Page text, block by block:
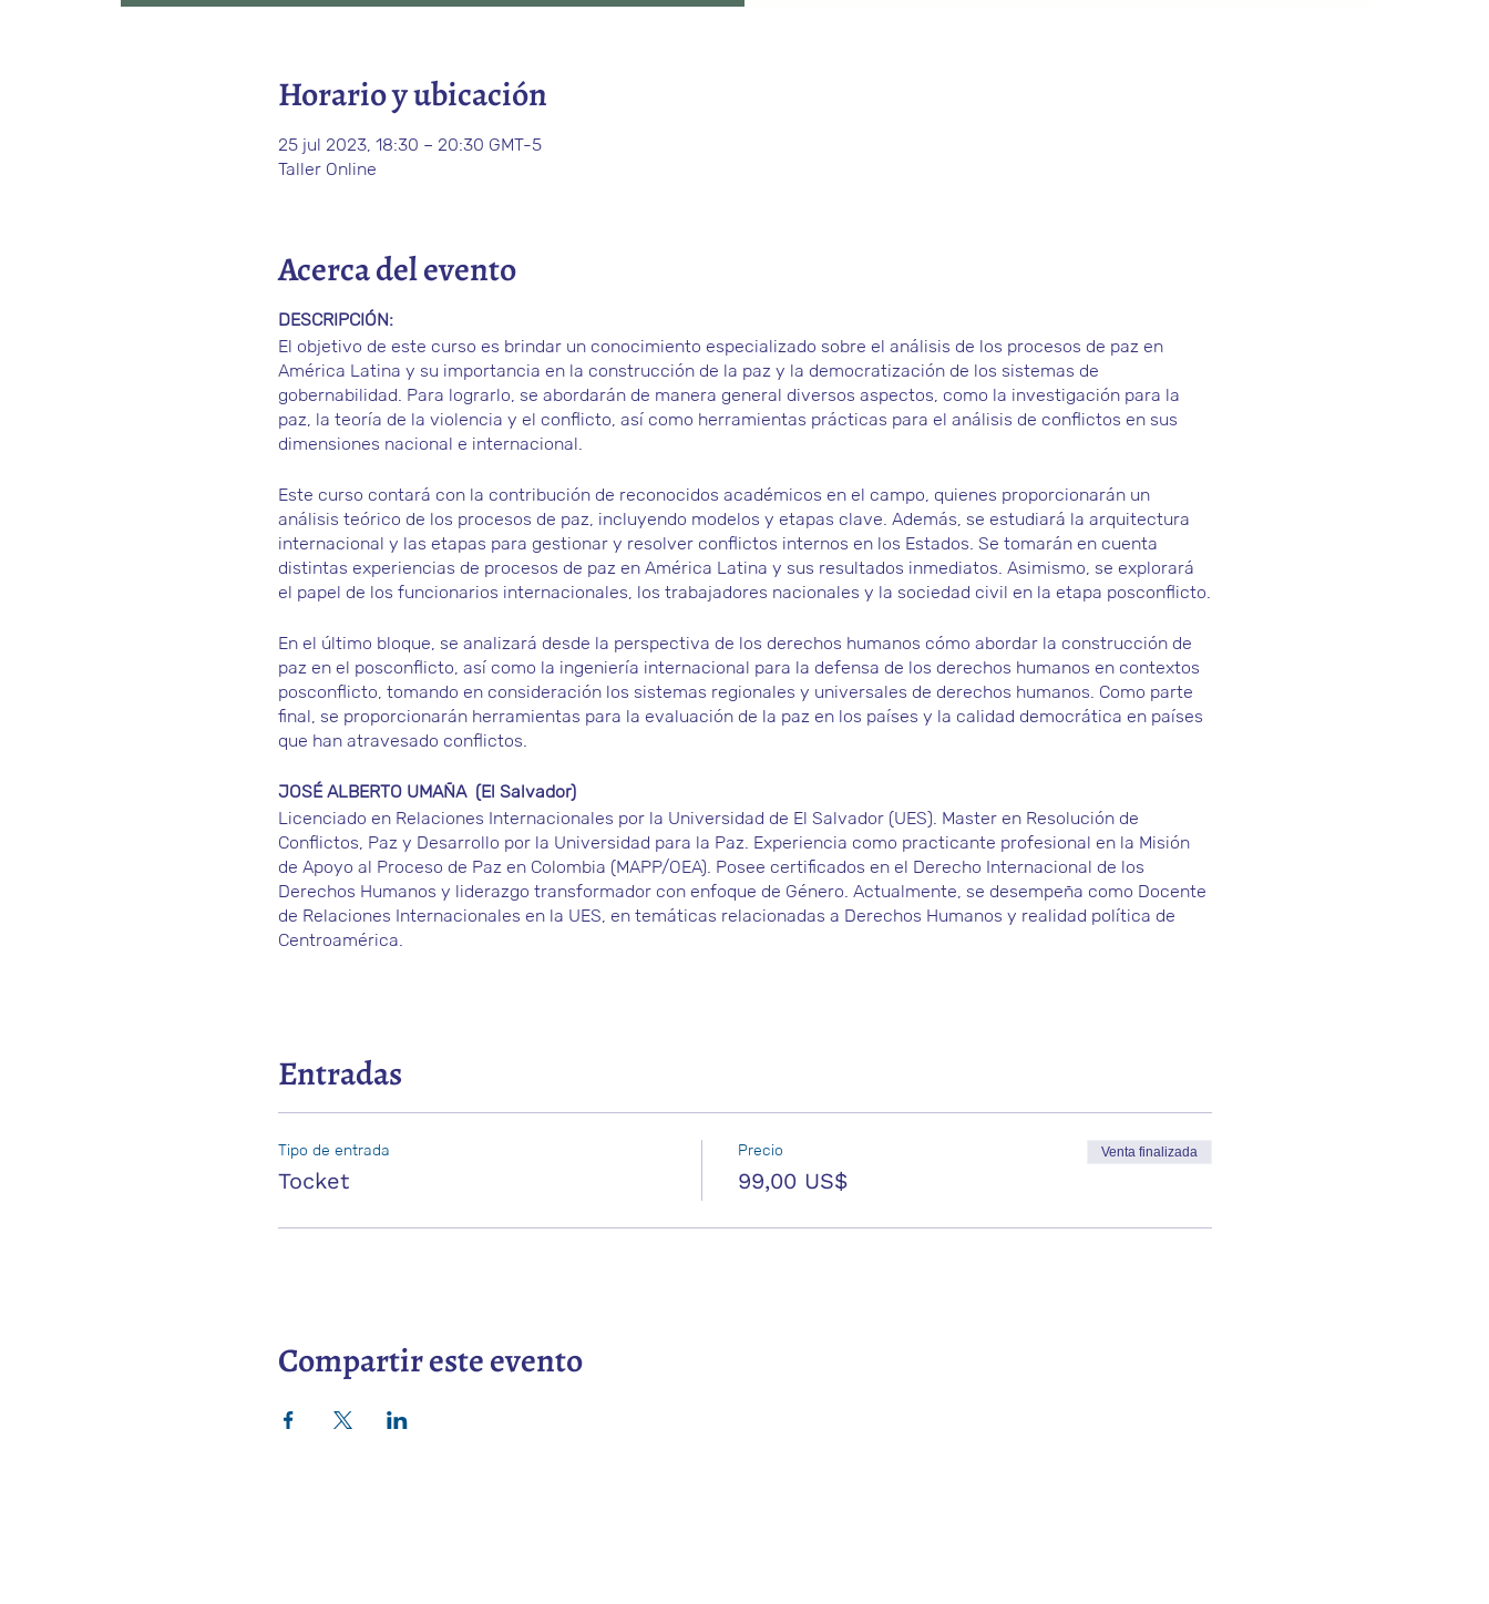
Horario y ubicación
25 jul 2023, 18:30 – 20:30 GMT-5
Taller Online
Acerca del evento
DESCRIPCIÓN:
El objetivo de este curso es brindar un conocimiento especializado sobre el análisis de los procesos de paz en
América Latina y su importancia en la construcción de la paz y la democratización de los sistemas de
gobernabilidad. Para lograrlo, se abordarán de manera general diversos aspectos, como la investigación para la
paz, la teoría de la violencia y el conflicto, así como herramientas prácticas para el análisis de conflictos en sus
dimensiones nacional e internacional.
Este curso contará con la contribución de reconocidos académicos en el campo, quienes proporcionarán un
análisis teórico de los procesos de paz, incluyendo modelos y etapas clave. Además, se estudiará la arquitectura
internacional y las etapas para gestionar y resolver conflictos internos en los Estados. Se tomarán en cuenta
distintas experiencias de procesos de paz en América Latina y sus resultados inmediatos. Asimismo, se explorará
el papel de los funcionarios internacionales, los trabajadores nacionales y la sociedad civil en la etapa posconflicto.
En el último bloque, se analizará desde la perspectiva de los derechos humanos cómo abordar la construcción de
paz en el posconflicto, así como la ingeniería internacional para la defensa de los derechos humanos en contextos
posconflicto, tomando en consideración los sistemas regionales y universales de derechos humanos. Como parte
final, se proporcionarán herramientas para la evaluación de la paz en los países y la calidad democrática en países
que han atravesado conflictos.
JOSÉ ALBERTO UMAÑA (El Salvador)
Licenciado en Relaciones Internacionales por la Universidad de El Salvador (UES). Master en Resolución de
Conflictos, Paz y Desarrollo por la Universidad para la Paz. Experiencia como practicante profesional en la Misión
de Apoyo al Proceso de Paz en Colombia (MAPP/OEA). Posee certificados en el Derecho Internacional de los
Derechos Humanos y liderazgo transformador con enfoque de Género. Actualmente, se desempeña como Docente
de Relaciones Internacionales en la UES, en temáticas relacionadas a Derechos Humanos y realidad política de
Centroamérica.
Entradas
Tipo de entrada
Tocket
Precio
99,00 US$
Venta finalizada
Compartir este evento